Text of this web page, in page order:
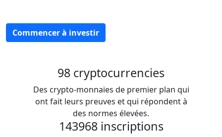
Commencer à investir
98 cryptocurrencies
Des crypto-monnaies de premier plan qui
ont fait leurs preuves et qui répondent à
des normes élevées.
143968 inscriptions